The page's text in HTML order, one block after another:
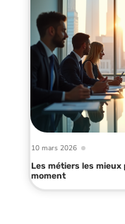
10 mars 2026
Les métiers les mieux
moment